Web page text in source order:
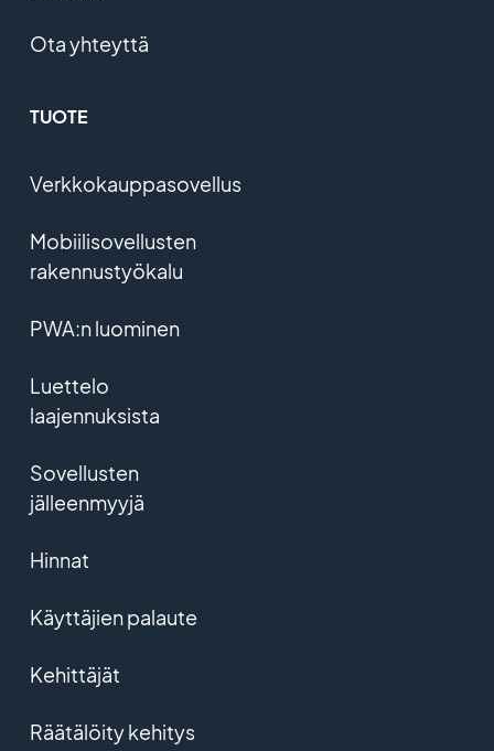
Ota yhteyttä
TUOTE
Verkkokauppasovellus
Mobiilisovellusten
rakennustyökalu
PWA:n luominen
Luettelo
laajennuksista
Sovellusten
jälleenmyyjä
Hinnat
Käyttäjien palaute
Kehittäjät
Räätälöity kehitys